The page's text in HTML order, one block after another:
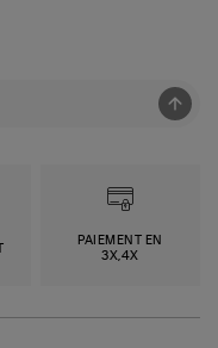
PAIEMENT EN
3X,4X